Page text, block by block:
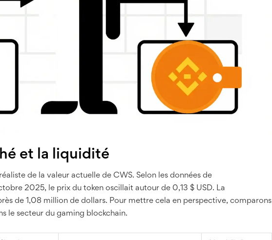
et la liquidité
de la valeur actuelle de CWS. Selon les données de
2025, le prix du token oscillait autour de 0,13 $ USD. La
de 1,08 million de dollars. Pour mettre cela en perspective, comparons
le secteur du gaming blockchain.